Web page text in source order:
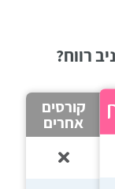
רווח?
קורסים
אחרים